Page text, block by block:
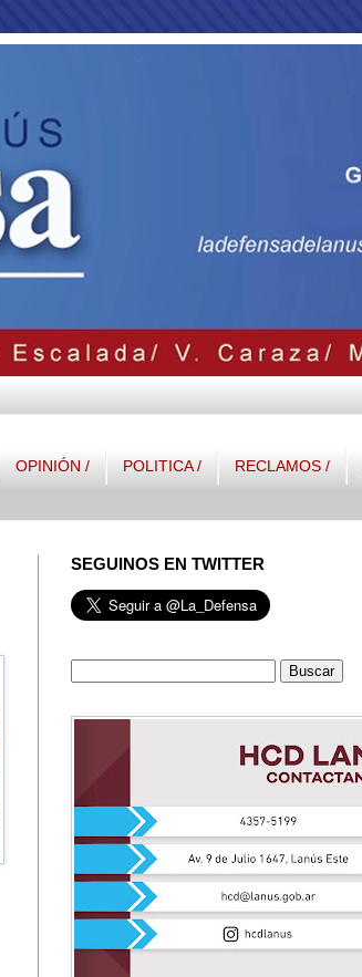
OPINIÓN / POLITICA / RECLAMOS /
SEGUINOS EN TWITTER